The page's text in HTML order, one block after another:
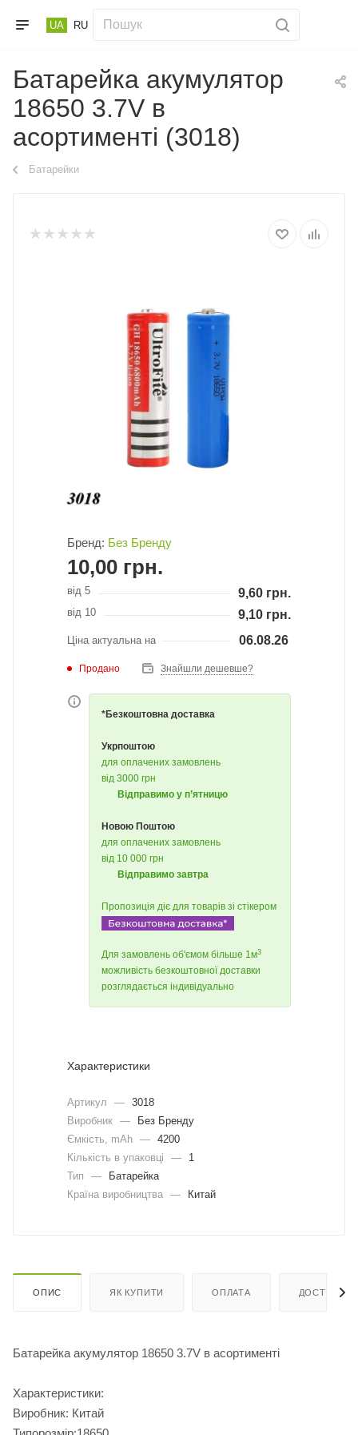
UA RU
Батарейка акумулятор
18650 3.7V в
асортименті (3018)
Батарейки
Бренд: Без Бренду
10,00 грн.
від 5 9,60 грн.
від 10 9,10 грн.
Ціна актуальна на 06.08.26
Продано Знайшли дешевше?
*Безкоштовна доставка
Укрпоштою
для оплачених замовлень
від 3000 грн
Відправимо у п’ятницю
Новою Поштою
для оплачених замовлень
від 10 000 грн
Відправимо завтра
Пропозиція діє для товарів зі стікером
Для замовлень об'ємом більше 1м3
можливість безкоштовної доставки
розглядається індивідуально
Характеристики
Артикул — 3018
Виробник —
Без Бренду
Ємкість, mAh — 4200
Кількість в упаковці
—
1
Тип
—
Батарейка
Країна виробництва — Китай
ОПИС ЯК КУПИТИ ОПЛАТА ДОСТАВКА
Батарейка акумулятор 18650 3.7V в асортименті
Характеристики:
Виробник: Китай